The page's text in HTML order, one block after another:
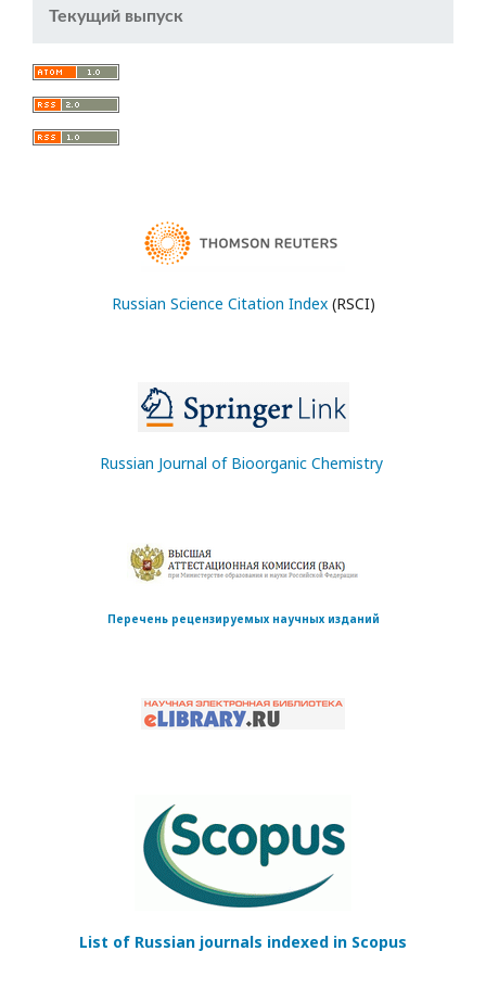
Текущий выпуск
Russian Science Citation Index(RSCI)
Russian Journal of Bioorganic Chemistry
Перечень рецензируемых научных изданий
List of Russian journals indexed in Scopus